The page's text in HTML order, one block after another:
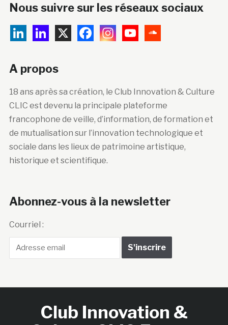
Nous suivre sur les réseaux sociaux
A propos
18 ans après sa création, le Club Innovation & Culture
CLIC est devenu la principale plateforme
francophone de veille, d’information, de formation et
de mutualisation sur l’innovation technologique et
sociale dans les lieux de patrimoine artistique,
historique et scientifique.
Abonnez-vous à la newsletter
Courriel :
Club Innovation &